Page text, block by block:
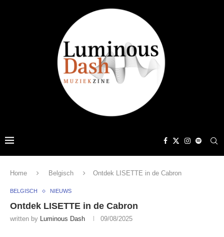
Home Belgisch Ontdek LISETTE in de Cabron
BELGISCH NIEUWS
Ontdek LISETTE in de Cabron
written by Luminous Dash 09/08/2025